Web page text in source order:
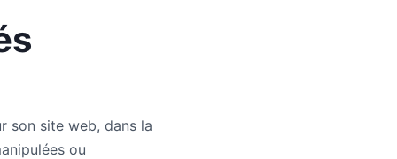
son site web, dans la
ou